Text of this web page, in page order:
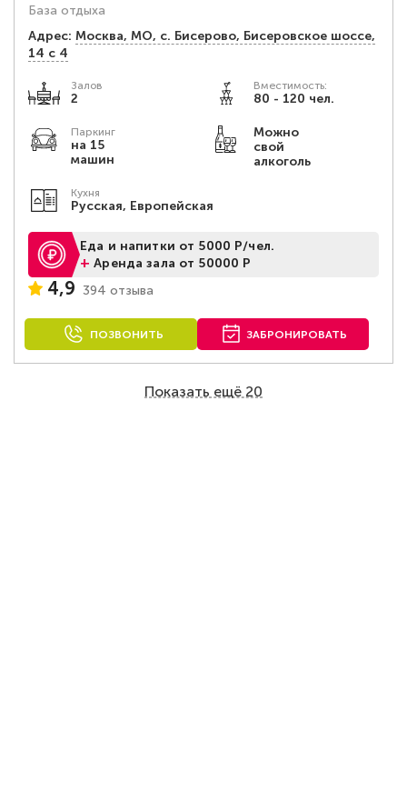
База отдыха
Адрес: Москва, МО, с. Бисерово, Бисеровское шоссе,
14 с 4
Залов
2
Вместимость:
80 - 120 чел.
Паркинг
на 15
машин
Можно
свой
алкоголь
Кухня
Русская, Европейская
Еда и напитки от 5000 Р/чел.
+Аренда зала от 50000 Р
4,9 394 отзыва
ПОЗВОНИТЬ ЗАБРОНИРОВАТЬ
Показать ещё 20